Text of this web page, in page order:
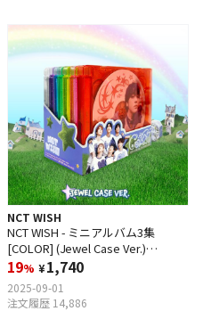
NCT WISH
NCT WISH - ミニアルバム3集
[COLOR] (Jewel Case Ver.)
(Random Ver.)
19% ¥1,740
2025-09-01
注文履歴 14,886